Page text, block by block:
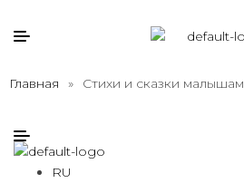
Главная » Стихи и сказки малышам
RU